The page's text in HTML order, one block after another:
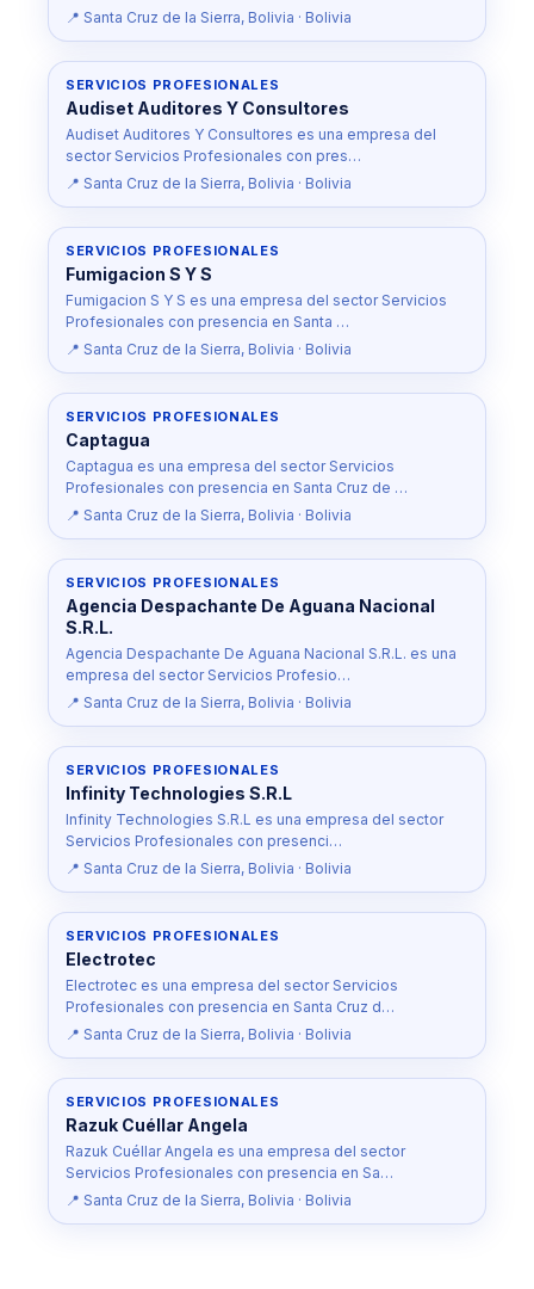
📍 Santa Cruz de la Sierra, Bolivia · Bolivia
SERVICIOS PROFESIONALES
Audiset Auditores Y Consultores
Audiset Auditores Y Consultores es una empresa del
sector Servicios Profesionales con pres…
📍 Santa Cruz de la Sierra, Bolivia · Bolivia
SERVICIOS PROFESIONALES
Fumigacion S Y S
Fumigacion S Y S es una empresa del sector Servicios
Profesionales con presencia en Santa …
📍 Santa Cruz de la Sierra, Bolivia · Bolivia
SERVICIOS PROFESIONALES
Captagua
Captagua es una empresa del sector Servicios
Profesionales con presencia en Santa Cruz de …
📍 Santa Cruz de la Sierra, Bolivia · Bolivia
SERVICIOS PROFESIONALES
Agencia Despachante De Aguana Nacional
S.R.L.
Agencia Despachante De Aguana Nacional S.R.L. es una
empresa del sector Servicios Profesio…
📍 Santa Cruz de la Sierra, Bolivia · Bolivia
SERVICIOS PROFESIONALES
Infinity Technologies S.R.L
Infinity Technologies S.R.L es una empresa del sector
Servicios Profesionales con presenci…
📍 Santa Cruz de la Sierra, Bolivia · Bolivia
SERVICIOS PROFESIONALES
Electrotec
Electrotec es una empresa del sector Servicios
Profesionales con presencia en Santa Cruz d…
📍 Santa Cruz de la Sierra, Bolivia · Bolivia
SERVICIOS PROFESIONALES
Razuk Cuéllar Angela
Razuk Cuéllar Angela es una empresa del sector
Servicios Profesionales con presencia en Sa…
📍 Santa Cruz de la Sierra, Bolivia · Bolivia